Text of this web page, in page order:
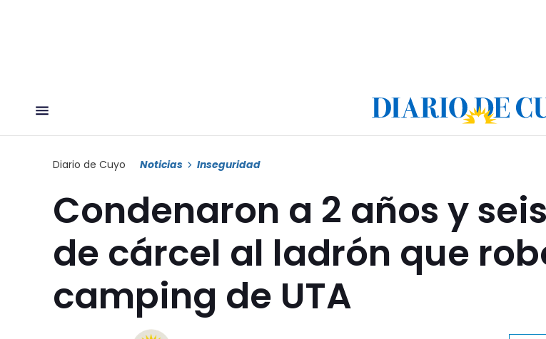
Diario de Cuyo Noticias Inseguridad
Condenaron a 2 años y
de cárcel al ladrón que
camping de UTA